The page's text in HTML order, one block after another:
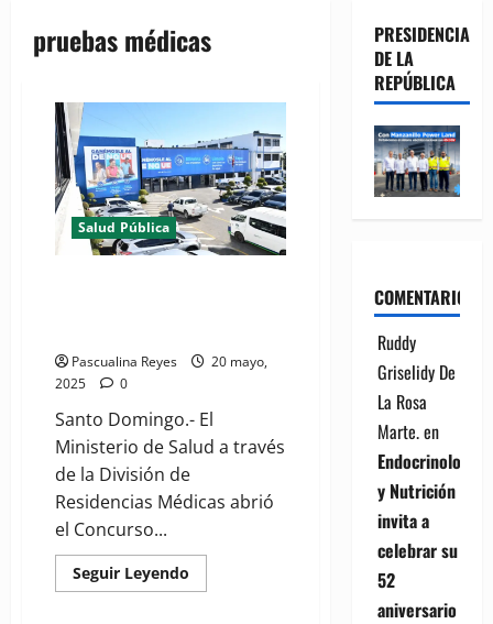
pruebas médicas
Salud Pública
Pascualina Reyes
20 mayo,
2025
0
Santo Domingo.- El
Ministerio de Salud a través
de la División de
Residencias Médicas abrió
el Concurso...
Seguir Leyendo
more
PRESIDENCIA
DE LA
REPÚBLICA
COMENTARIOS
Ruddy
Griselidy De
La Rosa
Marte.en
Endocrinología
y Nutrición
invita a
celebrar su
52
aniversario